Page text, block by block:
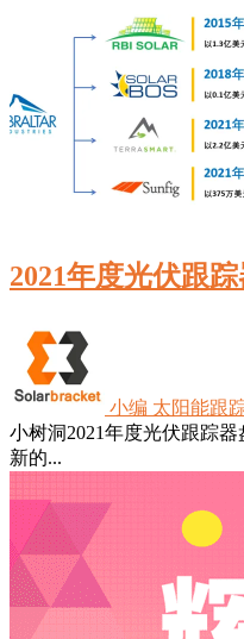
2021年度光伏跟
小编 太阳能跟
小树洞2021年度光伏跟踪
新的...